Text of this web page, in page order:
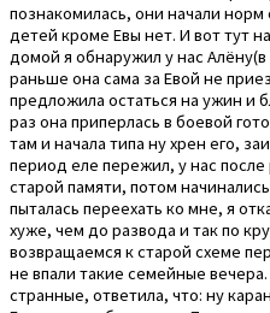
познакомилась, они начали
детей кроме Евы нет. И вот тут
домой я обнаружил у нас
раньше она сама за Евой не
предложила остаться на ужин и
раз она приперлась в боевой
там и начала типа ну хрен его,
период еле пережил, у нас после
старой памяти, потом
пыталась переехать ко мне, я
хуже, чем до развода и так по
возвращаемся к старой схеме
не впали такие семейные
странные, ответила, что: ну